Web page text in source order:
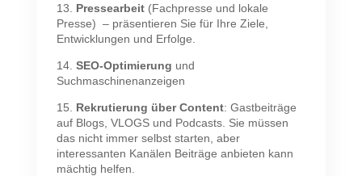
13. Pressearbeit(Fachpresse und lokale
Presse) – präsentieren Sie für Ihre Ziele,
Entwicklungen und Erfolge.
14. SEO-Optimierung und
Suchmaschinenanzeigen
15. Rekrutierung über Content: Gastbeiträge
auf Blogs, VLOGS und Podcasts. Sie müssen
das nicht immer selbst starten, aber
interessanten Kanälen Beiträge anbieten kann
mächtig helfen.